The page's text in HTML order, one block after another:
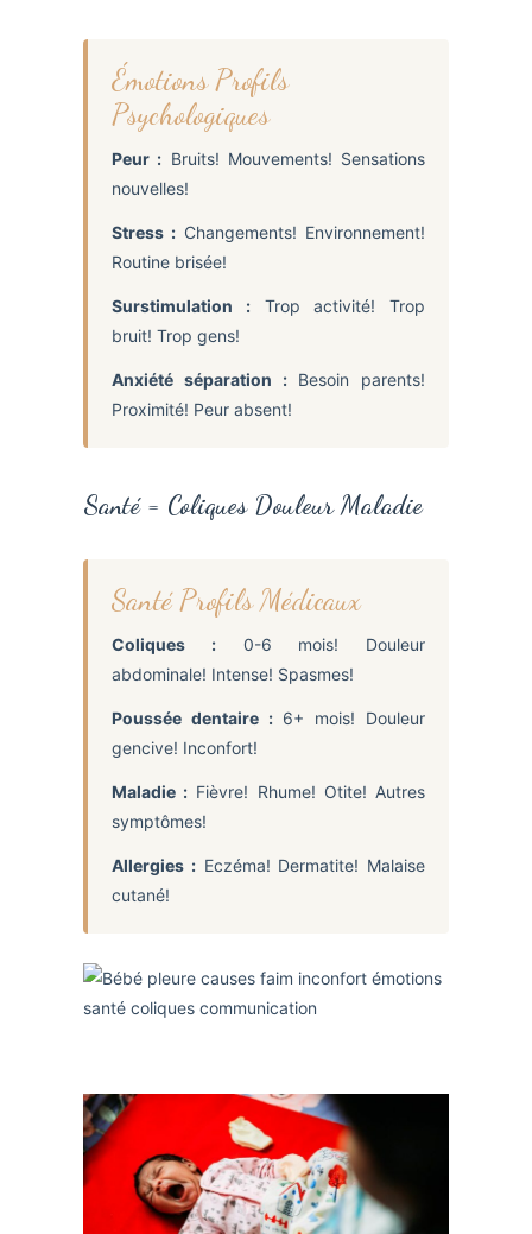
Émotions Profils
Psychologiques
Peur : Bruits! Mouvements! Sensations
nouvelles!
Stress : Changements! Environnement!
Routine brisée!
Surstimulation :Trop activité! Trop
bruit! Trop gens!
Anxiété séparation :Besoin parents!
Proximité! Peur absent!
Santé = Coliques Douleur Maladie
Santé Profils Médicaux
Coliques :0-6 mois! Douleur
abdominale! Intense! Spasmes!
Poussée dentaire :6+ mois! Douleur
gencive! Inconfort!
Maladie : Fièvre! Rhume! Otite! Autres
symptômes!
Allergies :Eczéma! Dermatite! Malaise
cutané!